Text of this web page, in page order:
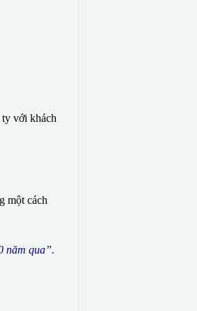
ty với khách
một cách
năm qua”.